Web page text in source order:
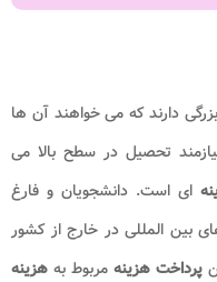
دارند که می خواهند آن ها
تحصیل در سطح بالا می
ای است. دانشجویان و فارغ
بین المللی در خارج از کشور
پرداخت هزینهمربوط به هزینه